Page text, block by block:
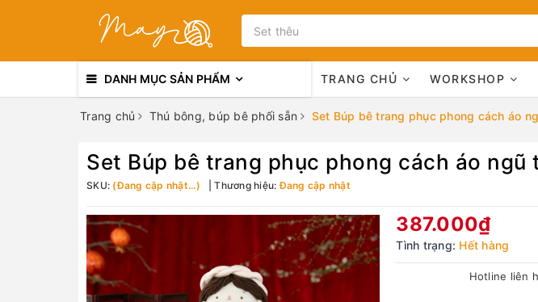
DANH MỤC SẢN PHẨM TRANG CHỦ WORKSHOP
Trang chủ Thú bông, búp bê phối sẵn Set Búp bê trang phục phong cách áo
Set Búp bê trang phục phong cách áo ngũ
SKU: (Đang cập nhật...) Thương hiệu:Đang cập nhật
387.000₫
Tình trạng: Hết hàng
Hotline liên